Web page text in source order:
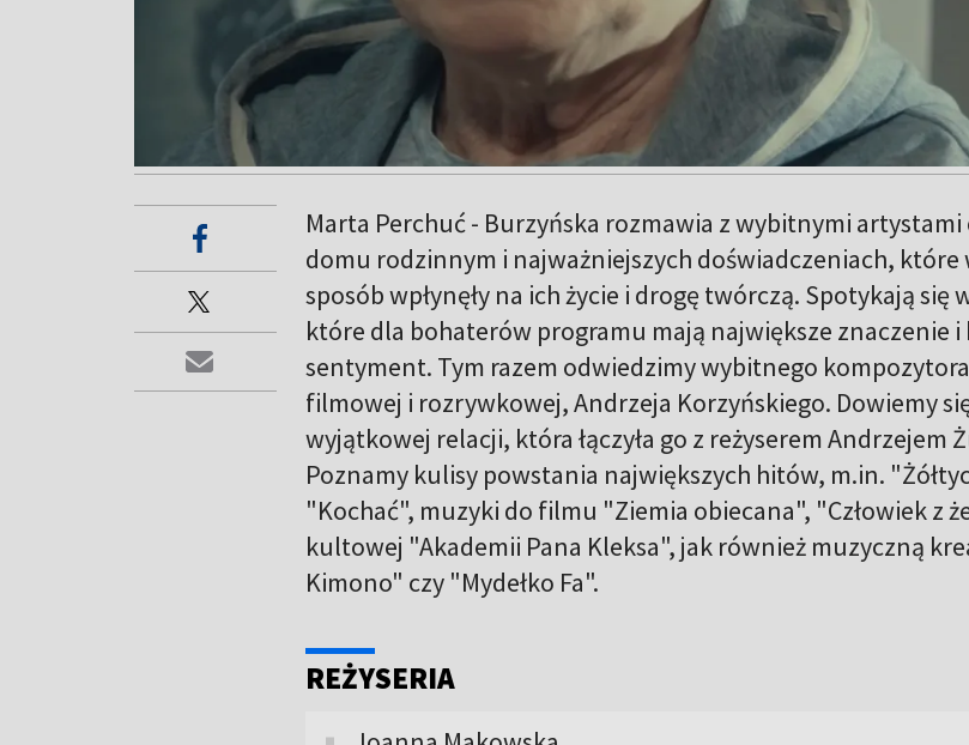
Marta Perchuć - Burzyńska rozmawia z wybitnymi
domu rodzinnym i najważniejszych doświadczeniach,
sposób wpłynęły na ich życie i drogę twórczą. Spotykają się
które dla bohaterów programu mają największe znaczenie i
sentyment. Tym razem odwiedzimy wybitnego
filmowej i rozrywkowej, Andrzeja Korzyńskiego. Dowiemy
wyjątkowej relacji, która łączyła go z reżyserem Andrzejem
Poznamy kulisy powstania największych hitów, m.in.
"Kochać", muzyki do filmu "Ziemia obiecana", "Człowiek z
kultowej "Akademii Pana Kleksa", jak również muzyczną
Kimono" czy "Mydełko Fa".
REŻYSERIA